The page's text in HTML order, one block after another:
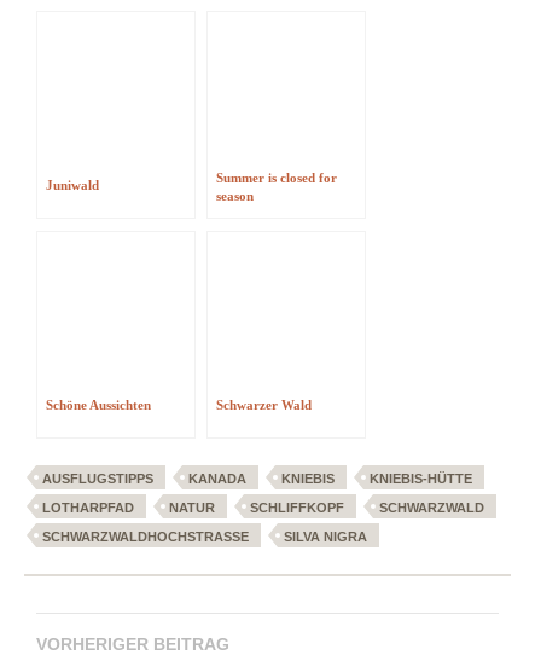
Juniwald
Summer is closed for
season
Schöne Aussichten Schwarzer Wald
AUSFLUGSTIPPS KANADA KNIEBIS
KNIEBIS-HÜTTE
LOTHARPFAD
NATUR SCHLIFFKOPF
SCHWARZWALD
SCHWARZWALDHOCHSTRASSE
SILVA NIGRA
Beitragsnavigation
VORHERIGER BEITRAG